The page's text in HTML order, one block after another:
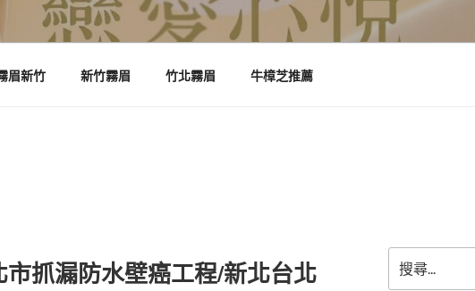
眉新竹 新竹霧眉 竹北霧眉 牛樟芝推薦
抓漏防水壁癌工程/新北台北
尋